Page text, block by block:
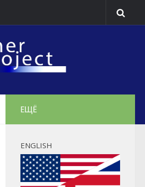
ЕЩЁ
ENGLISH